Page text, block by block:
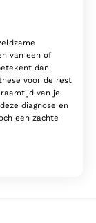
van een of
dan
voor de rest
van je
diagnose en
een zachte